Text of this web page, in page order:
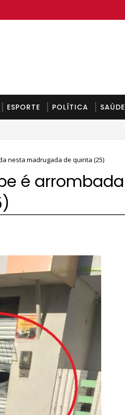
ESPORTE POLÍTICA SAÚDE
nesta madrugada de quinta (25)
é arrombada